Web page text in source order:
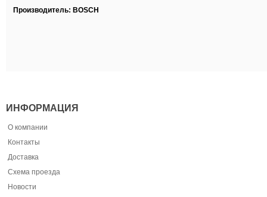
Производитель: BOSCH
ИНФОРМАЦИЯ
О компании
Контакты
Доставка
Схема проезда
Новости